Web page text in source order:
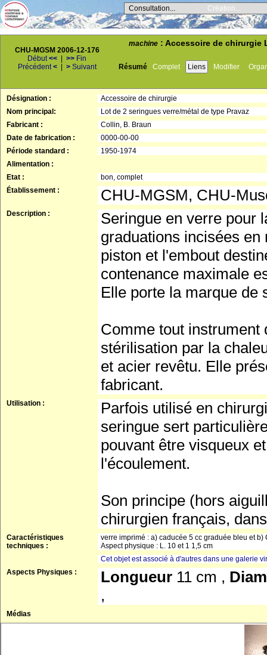
Consultation... Création...
CHU-MGSM 2006-12-176
Début<< >> Fin
Précédent< > Suivant
machine : Accessoire de chirurgie
Résumé Complet Liens Modifier
Désignation :
Accessoire de chirurgie
Nom principal:
Lot de 2 seringues verre/métal de type Pravaz
Fabricant :
Collin, B. Braun
Date de fabrication :
0000-00-00
Période standard :
1950-1974
Alimentation :
Etat :
bon, complet
Établissement :
CHU-MGSM, CHU-
Description :
Seringue en verre pour
graduations incisées
piston et l'embout
contenance maximale
Elle porte la marque de
Comme tout instrument
stérilisation par la
et acier revêtu. Elle
fabricant.
Utilisation :
Parfois utilisé en
seringue sert
pouvant être visqueux
l'écoulement.
Son principe (hors
chirurgien français,
Caractéristiques
techniques :
verre imprimé : a) caducée 5 cc graduée bleu et
Aspect physique : L. 10 et 1 1,5 cm
Cet objet est associé à d'autres dans une galerie
Aspects Physiques :
Longueur 11 cm ,
,
Médias